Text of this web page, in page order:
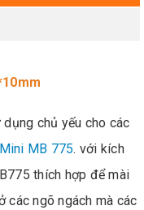
chủ yếu cho các
MB 775. với kích
thích hợp để mài
các ngõ ngách mà các